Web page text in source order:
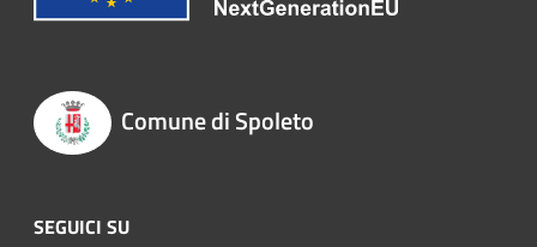
Comune di Spoleto
SEGUICI SU